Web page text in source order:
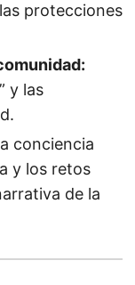
protecciones
y las
conciencia
y los retos
de la